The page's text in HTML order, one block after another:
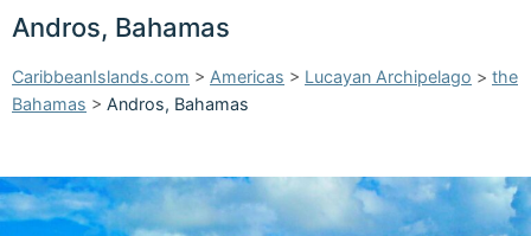
Andros, Bahamas
CaribbeanIslands.com > Americas > Lucayan Archipelago > the
Bahamas > Andros, Bahamas